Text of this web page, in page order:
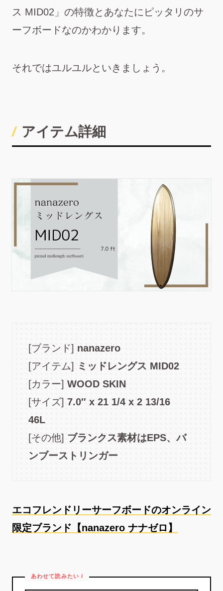
ス MID02」の特徴とあなたにピッタリのサ
ーフボードなのかわかります。
それではユルユルといきましょう。
アイテム詳細
[ブランド] nanazero
[アイテム] ミッドレングス MID02
[カラー] WOOD SKIN
[サイズ] 7.0″ x 21 1/4 x 2 13/16
46L
[その他] ブランクス素材はEPS、バ
ンブーストリンガー
エコフレンドリーサーフボードのオンライン
限定ブランド【nanazero ナナゼロ】